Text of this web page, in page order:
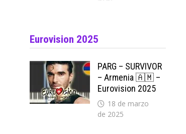
Eurovision 2025
PARG – SURVIVOR
– Armenia 🇦🇲 –
Eurovision 2025
18 de marzo
de 2025